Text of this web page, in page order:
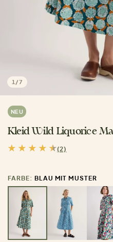
1 /7
NEU
Kleid Wild Liquorice
(2)
FARBE: BLAU MIT MUSTER